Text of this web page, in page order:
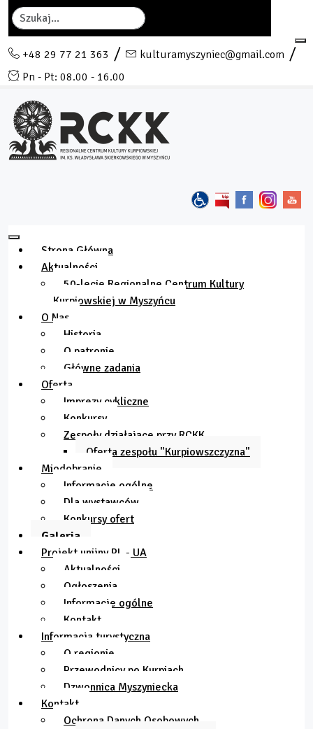
Szukaj
+48 29 77 21 363
kulturamyszyniec@gmail.com
Pn - Pt: 08.00 - 16.00
Strona Główna
Aktualności
50-lecie Regionalne Centrum Kultury
Kurpiowskiej w Myszyńcu
O Nas
Historia
O patronie
Główne zadania
Oferta
Imprezy cykliczne
Konkursy
Zespoły działające przy RCKK
Oferta zespołu "Kurpiowszczyzna"
Miodobranie
Informacje ogólne
Dla wystawców
Konkursy ofert
Galeria
Projekt unijny PL - UA
Aktualności
Ogłoszenia
Informacje ogólne
Kontakt
Informacja turystyczna
O regionie
Przewodnicy po Kurpiach
Dzwonnica Myszyniecka
Kontakt
Ochrona Danych Osobowych